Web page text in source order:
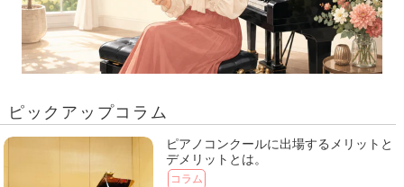
ピックアップコラム
ピアノコンクールに出場するメリットと
デメリットとは。
コラム